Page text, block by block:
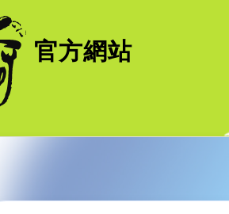
官方網站